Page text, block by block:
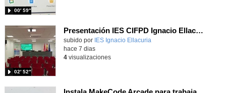
00′ 59″
Presentación IES CIFPD Ignacio Ellacuría
Contenido educativo.
subido por IES Ignacio Ellacuria
02′ 52″
hace 7 dias
4visualizaciones